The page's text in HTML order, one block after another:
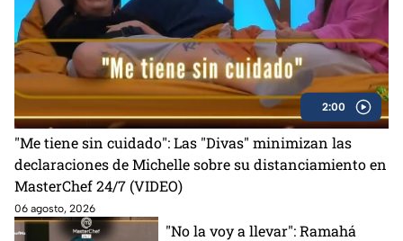
2:00
"Me tiene sin cuidado": Las "Divas" minimizan las
declaraciones de Michelle sobre su distanciamiento en
MasterChef 24/7 (VIDEO)
06 agosto, 2026
"No la voy a llevar": Ramahá